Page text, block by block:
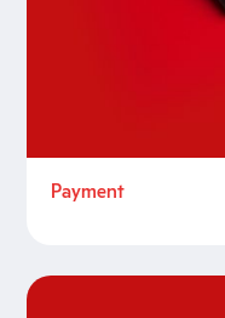
Payment